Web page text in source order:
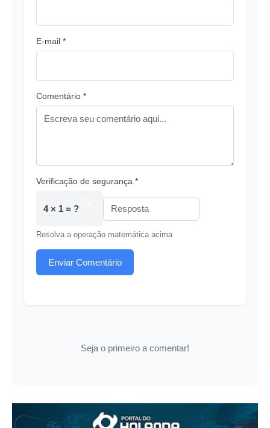
E-mail *
Comentário *
Verificação de segurança *
4 × 1 = ?
Resolva a operação matemática acima
Enviar Comentário
Seja o primeiro a comentar!